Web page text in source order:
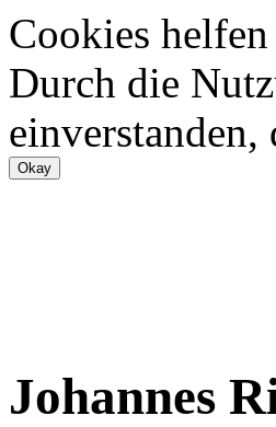
Cookies
Durch die
einverstanden,
Johannes